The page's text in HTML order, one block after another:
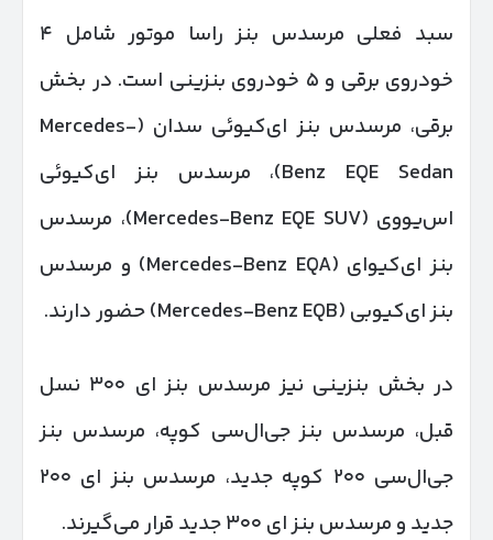
سبد فعلی مرسدس بنز راسا موتور شامل ۴
خودروی برقی و ۵ خودروی بنزینی است. در بخش
برقی، مرسدس بنز ای‌کیوئی سدان (Mercedes-
Benz EQE Sedan)، مرسدس بنز ای‌کیوئی
اس‌یووی (Mercedes-Benz EQE SUV)، مرسدس
بنز ای‌کیوای (Mercedes-Benz EQA) و مرسدس
بنز ای‌کیوبی (Mercedes-Benz EQB) حضور دارند.
در بخش بنزینی نیز مرسدس بنز ای ۳۰۰ نسل
قبل، مرسدس بنز جی‌ال‌سی کوپه، مرسدس بنز
جی‌ال‌سی ۲۰۰ کوپه جدید، مرسدس بنز ای ۲۰۰
جدید و مرسدس بنز ای ۳۰۰ جدید قرار می‌گیرند.